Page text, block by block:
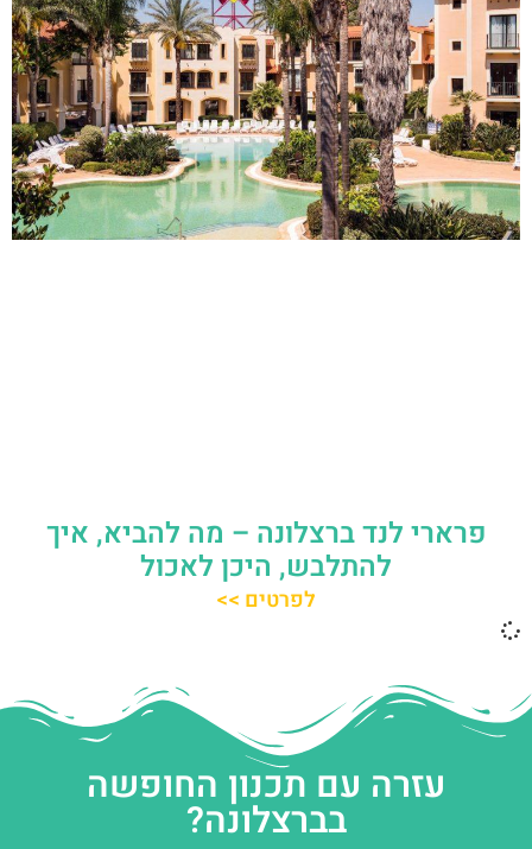
פרארי לנד ברצלונה – מה להביא, איך
להתלבש, היכן לאכול
לפרטים >>
עזרה עם תכנון החופשה
בברצלונה?